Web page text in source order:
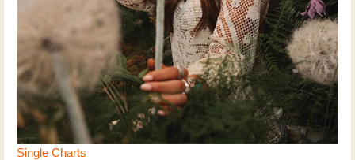
Single Charts